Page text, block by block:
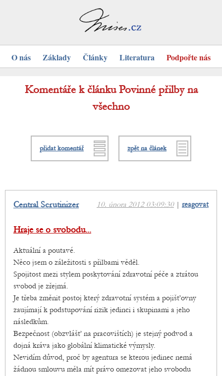
O nás Základy Články Literatura Podpořte nás
Komentáře k článku Povinné přilby na
všechno
přidat komentář zpět na článek
10. února 2012 03:09:30| reagovat
Central Scrutinizer
Hraje se o svobodu...
Aktuální a poutavé.
Něco jsem o záležitosti s přilbami věděl.
Spojitost mezi stylem poskytování zdravotní péče a ztrátou
svobod je zřejmá.
Je třeba změnit postoj který zdravotní systém a pojišťovny
zaujímají k podstupování rizik jedinci i skupinami a jeho
následkům.
Bezpečnost (obzvlášť na pracovištích) je stejný podvod a
dojná kráva jako globální klimatické výmysly.
Nevidím důvod, proč by agentura se kterou jedinec nemá
žádnou smlouvu měla mít právo omezovat jeho svobodu